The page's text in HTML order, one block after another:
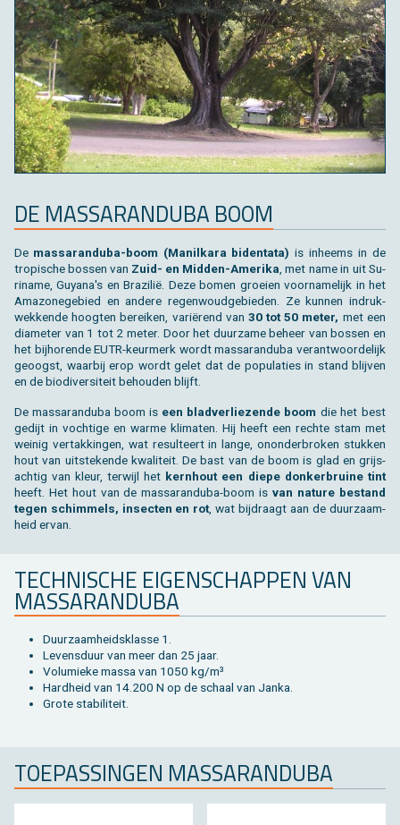
DE MAS­SA­RAN­DU­BA BOOM
De mas­sa­ran­du­ba-boom (Ma­nil­ka­ra bi­den­ta­ta) is in­heems in de
tro­pi­sche bos­sen van Zuid- en Mid­den-Ame­ri­ka , met name in uit Su­
ri­na­me, Gu­y­a­na's en Bra­zi­lië. Deze bomen groei­en voor­na­me­lijk in het
Ama­zo­ne­ge­bied en an­de­re re­gen­woud­ge­bie­den. Ze kun­nen in­druk­
wek­ken­de hoog­ten be­rei­ken, variërend van 30 tot 50 meter, met een
dia­me­ter van 1 tot 2 meter. Door het duur­za­me be­heer van bos­sen en
het bij­ho­ren­de EUTR-keur­merk wordt mas­sa­ran­du­ba ver­ant­woor­de­lijk
ge­oogst, waar­bij erop wordt gelet dat de po­pu­la­ties in stand blij­ven
en de bi­o­di­ver­si­teit be­hou­den blijft.
De mas­sa­ran­du­ba boom is een blad­ver­lie­zen­de boom die het best
ge­dijt in voch­ti­ge en warme kli­ma­ten. Hij heeft een rech­te stam met
wei­nig ver­tak­kin­gen, wat re­sul­teert in lange, on­on­der­bro­ken stuk­ken
hout van uit­ste­ken­de kwa­li­teit. De bast van de boom is glad en grijs­
ach­tig van kleur, ter­wijl het kern­hout een diepe don­ker­brui­ne tint
heeft. Het hout van de mas­sa­ran­du­ba-boom is van na­tu­re be­stand
tegen schim­mels, in­sec­ten en rot, wat bij­draagt aan de duur­zaam­
heid ervan.
TECH­NI­SCHE EI­GEN­SCHAP­PEN VAN
MAS­SA­RAN­DU­BA
Duur­zaam­heids­klas­se 1.
Le­vens­duur van meer dan 25 jaar.
Vo­lu­mie­ke massa van 1050 kg/m³
Hard­heid van 14.200 N op de schaal van Janka.
Grote sta­bi­li­teit.
TOE­PAS­SIN­GEN MAS­SA­RAN­DU­BA